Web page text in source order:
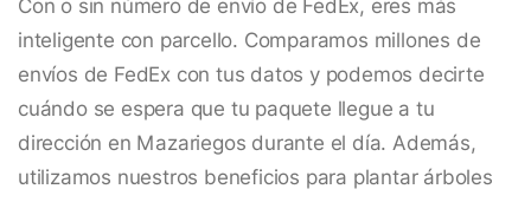
Con o sin número de envío de FedEx, eres más
inteligente con parcello. Comparamos millones de
envíos de FedEx con tus datos y podemos decirte
cuándo se espera que tu paquete llegue a tu
dirección en Mazariegos durante el día. Además,
utilizamos nuestros beneficios para plantar árboles